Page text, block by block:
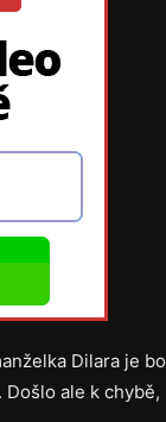
Dilara je
ale k